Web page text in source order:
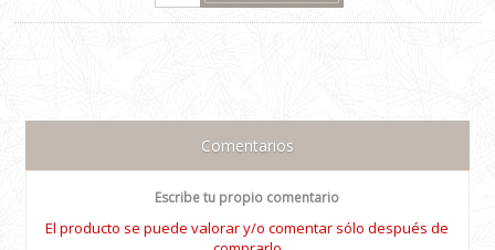
Comentarios
Escribe tu propio comentario
El producto se puede valorar y/o comentar sólo después de